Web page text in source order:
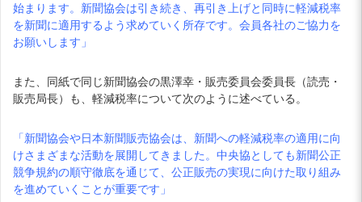
始まります。新聞協会は引き続き、再引き上げと同時に軽減税率
を新聞に適用するよう求めていく所存です。会員各社のご協力を
お願いします」
また、同紙で同じ新聞協会の黒澤幸・販売委員会委員長（読売・
販売局長）も、軽減税率について次のように述べている。
「新聞協会や日本新聞販売協会は、新聞への軽減税率の適用に向
けさまざまな活動を展開してきました。中央協としても新聞公正
競争規約の順守徹底を通じて、公正販売の実現に向けた取り組み
を進めていくことが重要です」